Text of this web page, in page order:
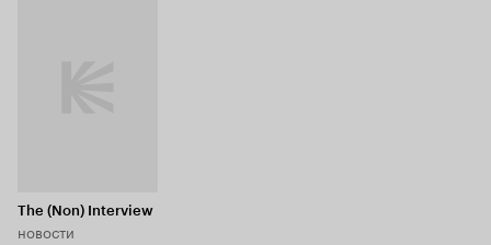
The (Non) Interview
новости